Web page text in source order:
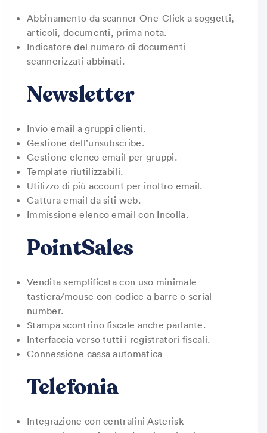
Abbinamento da scanner One-Click a soggetti,
articoli, documenti, prima nota.
Indicatore del numero di documenti
scannerizzati abbinati.
Newsletter
Invio email a gruppi clienti.
Gestione dell’unsubscribe.
Gestione elenco email per gruppi.
Template riutilizzabili.
Utilizzo di più account per inoltro email.
Cattura email da siti web.
Immissione elenco email con Incolla.
PointSales
Vendita semplificata con uso minimale
tastiera/mouse con codice a barre o serial
number.
Stampa scontrino fiscale anche parlante.
Interfaccia verso tutti i registratori fiscali.
Connessione cassa automatica
Telefonia
Integrazione con centralini Asterisk